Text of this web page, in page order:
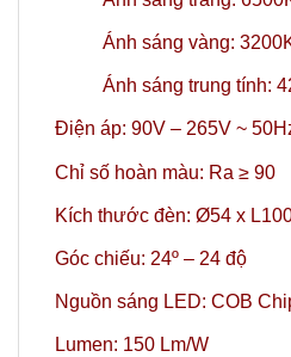
Ánh sáng vàng:
Ánh sáng trung tính:
Điện áp: 90V – 265V ~
Chỉ số hoàn màu: Ra ≥ 90
Kích thước đèn: Ø54 x
Góc chiếu: 24º – 24 độ
Nguồn sáng LED: COB
Lumen: 150 Lm/W